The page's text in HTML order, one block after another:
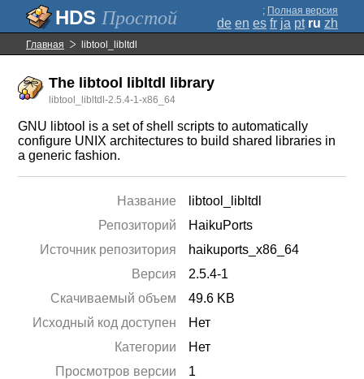
Простой ; Полная версия
de en es fr ja pt ru zh
Главная libtool_libltdl
The libtool libltdl library
libtool_libltdl-2.5.4-1-x86_64
GNU libtool is a set of shell scripts to automatically
configure UNIX architectures to build shared libraries in
a generic fashion.
Название
libtool_libltdl
Репозиторий
HaikuPorts
Источник репозитория
haikuports_x86_64
Версия
2.5.4-1
Скачиваемый объем
49.6 KB
Исходный код доступен
Нет
Категории
Нет
Просмотров версии
1